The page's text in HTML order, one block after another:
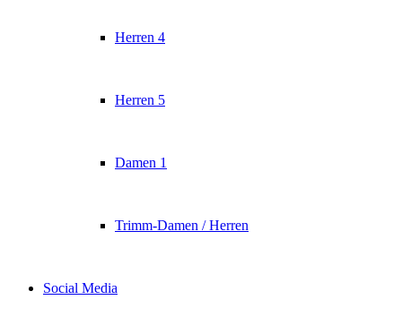
Herren 4
Herren 5
Damen 1
Trimm-Damen / Herren
Social Media